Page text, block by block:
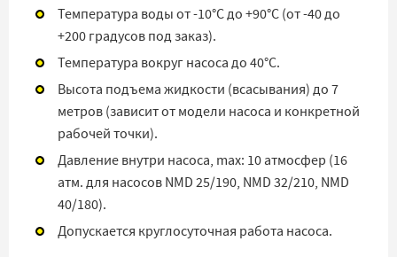
Температура воды от -10°C до +90°C (от -40 до
+200 градусов под заказ).
Температура вокруг насоса до 40°C.
Высота подъема жидкости (всасывания) до 7
метров (зависит от модели насоса и конкретной
рабочей точки).
Давление внутри насоса, max: 10 атмосфер (16
атм. для насосов NMD 25/190, NMD 32/210, NMD
40/180).
Допускается круглосуточная работа насоса.